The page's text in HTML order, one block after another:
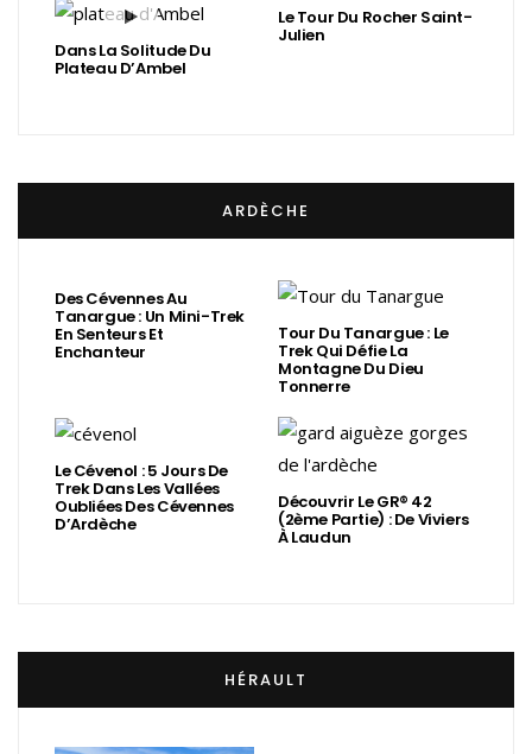
Dans La Solitude Du
Plateau D’Ambel
Le Tour Du Rocher Saint-
Julien
ARDÈCHE
Des Cévennes Au
Tanargue : Un Mini-Trek
En Senteurs Et
Enchanteur
Tour Du Tanargue : Le
Trek Qui Défie La
Montagne Du Dieu
Tonnerre
Le Cévenol : 5 Jours De
Trek Dans Les Vallées
Oubliées Des Cévennes
D’Ardèche
Découvrir Le GR® 42
(2ème Partie) : De Viviers
À Laudun
HÉRAULT